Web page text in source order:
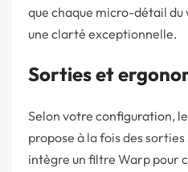
que chaque micro-détail
une clarté exceptionnelle.
Sorties et
Selon votre configuration,
propose à la fois des
intègre un filtre Warp pour